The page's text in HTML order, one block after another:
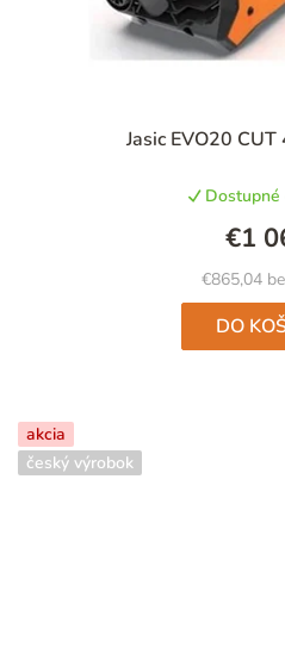
Jasic EVO20
Dostupné
€865,04
€1
DO
akcia
český výrobok